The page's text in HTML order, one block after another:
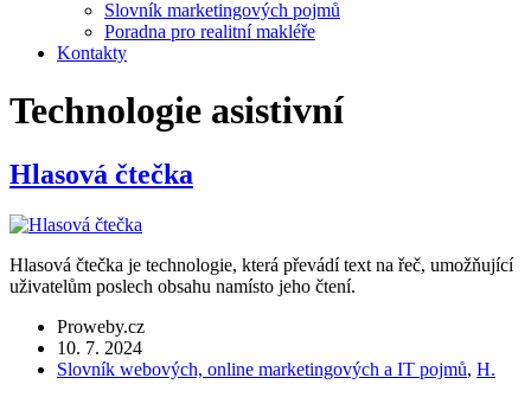
Slovník marketingových pojmů
Poradna pro realitní makléře
Kontakty
Technologie asistivní
Hlasová čtečka
Hlasová čtečka je technologie, která převádí text na řeč, umožňující
uživatelům poslech obsahu namísto jeho čtení.
Proweby.cz
10. 7. 2024
Slovník webových, online marketingových a IT pojmů, H.